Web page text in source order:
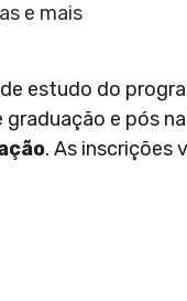
e mais
estudo do
e pós
. As inscrições